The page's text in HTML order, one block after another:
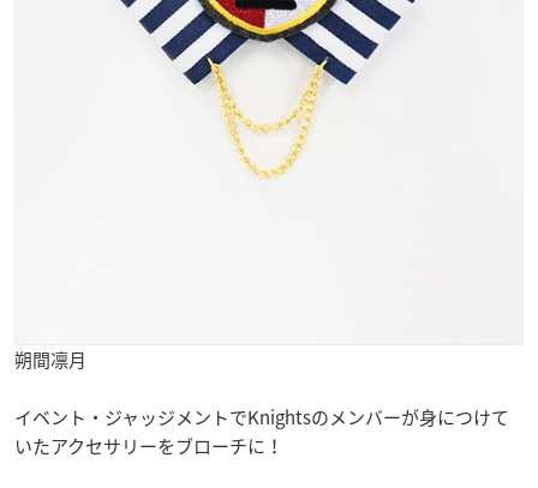
朔間凛月
イベント・ジャッジメントでKnightsのメンバーが身につけて
いたアクセサリーをブローチに！